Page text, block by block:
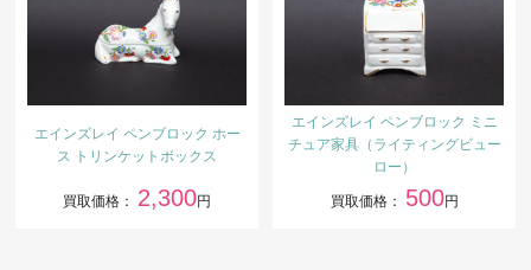
エインズレイ ペンブロック ホー
ス トリンケットボックス
買取価格： 2,300円
エインズレイ ペンブロック ミニ
チュア家具（ライティングビュー
ロー）
買取価格： 500円